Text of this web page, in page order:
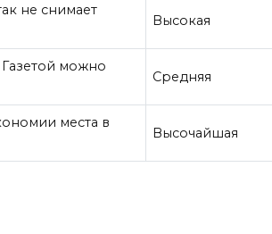
не снимает
Высокая
можно
Средняя
места в
Высочайшая